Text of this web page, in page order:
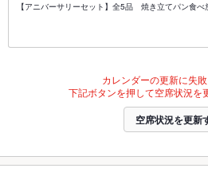
【アニバーサリーセット】全5品 焼き立てパン食べ
カレンダーの更新に失敗
下記ボタンを押して空席状況を
空席状況を更新